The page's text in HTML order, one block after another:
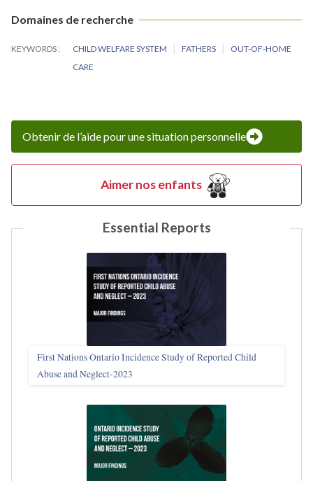
Domaines de recherche
KEYWORDS CHILD WELFARE SYSTEM FATHERS
OUT-OF-HOME
CARE
Obtenir de l’aide pour une situation personnelle
Aimer nos enfants
Essential Reports
First Nations Ontario Incidence Study of Reported Child
Abuse and Neglect‑2023